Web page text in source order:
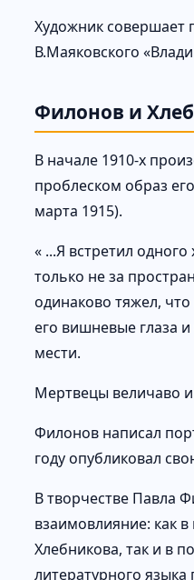
Художник совершает
В.Маяковского
Филонов и
В начале 1910-х
проблеском образ
марта 1915).
« ...Я встретил
только не за
одинаково тяжел,
его вишневые глаза
мести.
Мертвецы величаво
Филонов написал
году опубликовал
В творчестве Павла
взаимовлияние: как
Хлебникова, так и в
литературного языка